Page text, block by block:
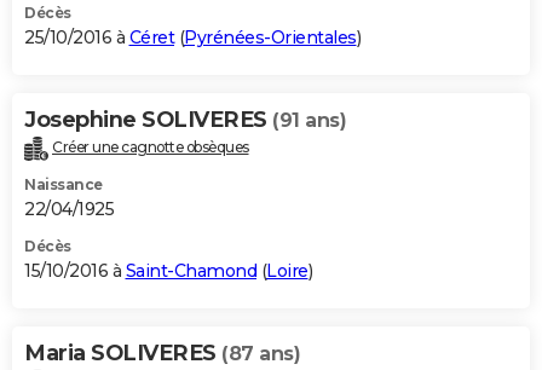
Décès
25/10/2016 à Céret(Pyrénées-Orientales)
Josephine SOLIVERES (91 ans)
Créer une cagnotte obsèques
Naissance
22/04/1925
Décès
15/10/2016 à Saint-Chamond (Loire)
Maria SOLIVERES (87 ans)